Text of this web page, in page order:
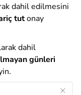
dahil edilmesini
tutonay
dahil
günleri